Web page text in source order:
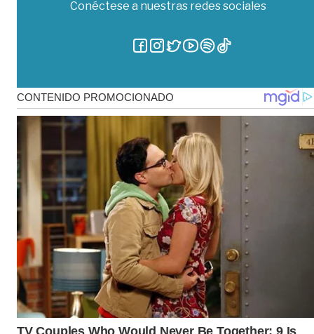
Conéctese a nuestras redes sociales